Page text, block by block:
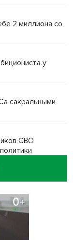
2 миллиона со
у
сакральными
СВО